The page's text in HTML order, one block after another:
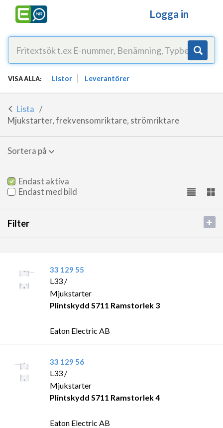
Logga in
VISA ALLA: Listor Leverantörer
Lista
Mjukstarter, frekvensomriktare, strömriktare
Sortera på
Endast aktiva
Endast med bild
Filter
33 129 55
L33 /
Mjukstarter
Plintskydd S711 Ramstorlek 3
Eaton Electric AB
33 129 56
L33 /
Mjukstarter
Plintskydd S711 Ramstorlek 4
Eaton Electric AB